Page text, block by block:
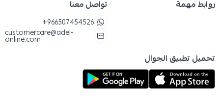
ودائرية لتنظيف فعال دون مخاطر.
على الشعيرات، يُنصح باستبدال فرشاة أسنانك كل
3 أشهر، أو بمجرد ملاحظة تبدل شكل الأطراف،
لضمان بقاء ابتسامتكِ صحية ومشرقة.
روابط مهمة تواصل معنا
+966507454526
customercare@adel-
online.com
تحميل تطبيق الجوال